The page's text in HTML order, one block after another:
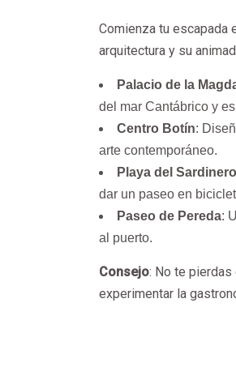
Comienza tu escapada
arquitectura y su
Palacio de la
del mar Cantábrico y
Centro Botín:
arte contemporáneo.
Playa del Sardinero
dar un paseo en
Paseo de Pereda:
al puerto.
Consejo: No te pierdas
experimentar la